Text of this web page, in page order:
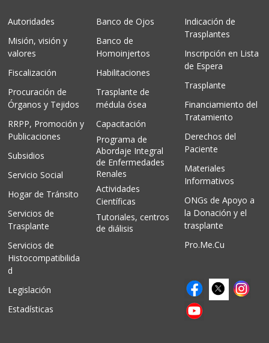
Autoridades
Misión, visión y
valores
Fiscalización
Procuración de
Órganos y Tejidos
RRPP, Promoción y
Publicaciones
Subsidios
Servicio Social
Hogar de Tránsito
Servicios de
Trasplante
Servicios de
Histocompatibilida
d
Legislación
Estadísticas
Banco de Ojos
Banco de
Homoinjertos
Habilitaciones
Trasplante de
médula ósea
Capacitación
Programa de
Abordaje Integral
de Enfermedades
Renales
Actividades
Científicas
Tutoriales, centros
de diálisis
Indicación de
Trasplantes
Inscripción en Lista
de Espera
Trasplante
Financiamiento del
Tratamiento
Derechos del
Paciente
Materiales
Informativos
ONGs de Apoyo a
la Donación y el
trasplante
Pro.Me.Cu